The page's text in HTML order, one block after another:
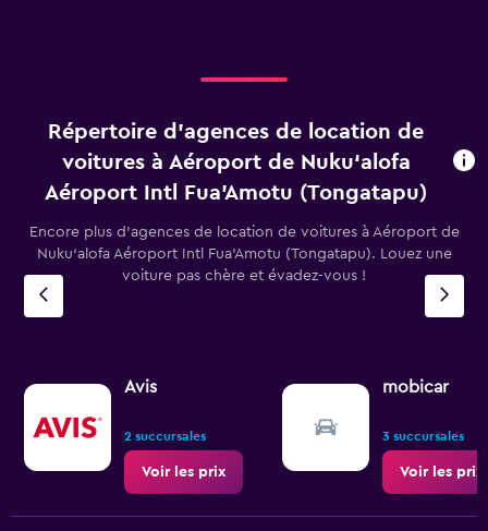
Répertoire d’agences de location de
voitures à Aéroport de Nuku‘alofa
Aéroport Intl Fua'Amotu (Tongatapu)
Encore plus d’agences de location de voitures à Aéroport de
Nuku‘alofa Aéroport Intl Fua'Amotu (Tongatapu). Louez une
voiture pas chère et évadez-vous !
Avis
2 succursales
Voir les prix
mobicar
3 succursales
Voir les prix